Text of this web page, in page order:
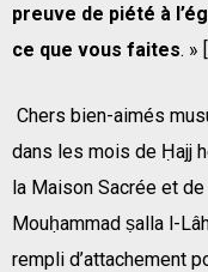
preuve de piété à
ce que vous faites. »
Chers bien-aimés
dans les mois de Ḥajj
la Maison Sacrée et
Mouḥammad ṣalla l-
rempli d’attachement